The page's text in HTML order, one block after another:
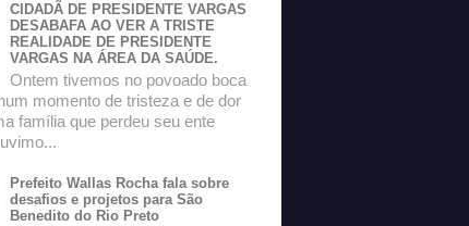
CIDADÃ DE PRESIDENTE VARGAS
DESABAFA AO VER A TRISTE
REALIDADE DE PRESIDENTE
VARGAS NA ÁREA DA SAÚDE.
Ontem tivemos no povoado boca
momento de tristeza e de dor
família que perdeu seu ente
Prefeito Wallas Rocha fala sobre
desafios e projetos para São
Benedito do Rio Preto